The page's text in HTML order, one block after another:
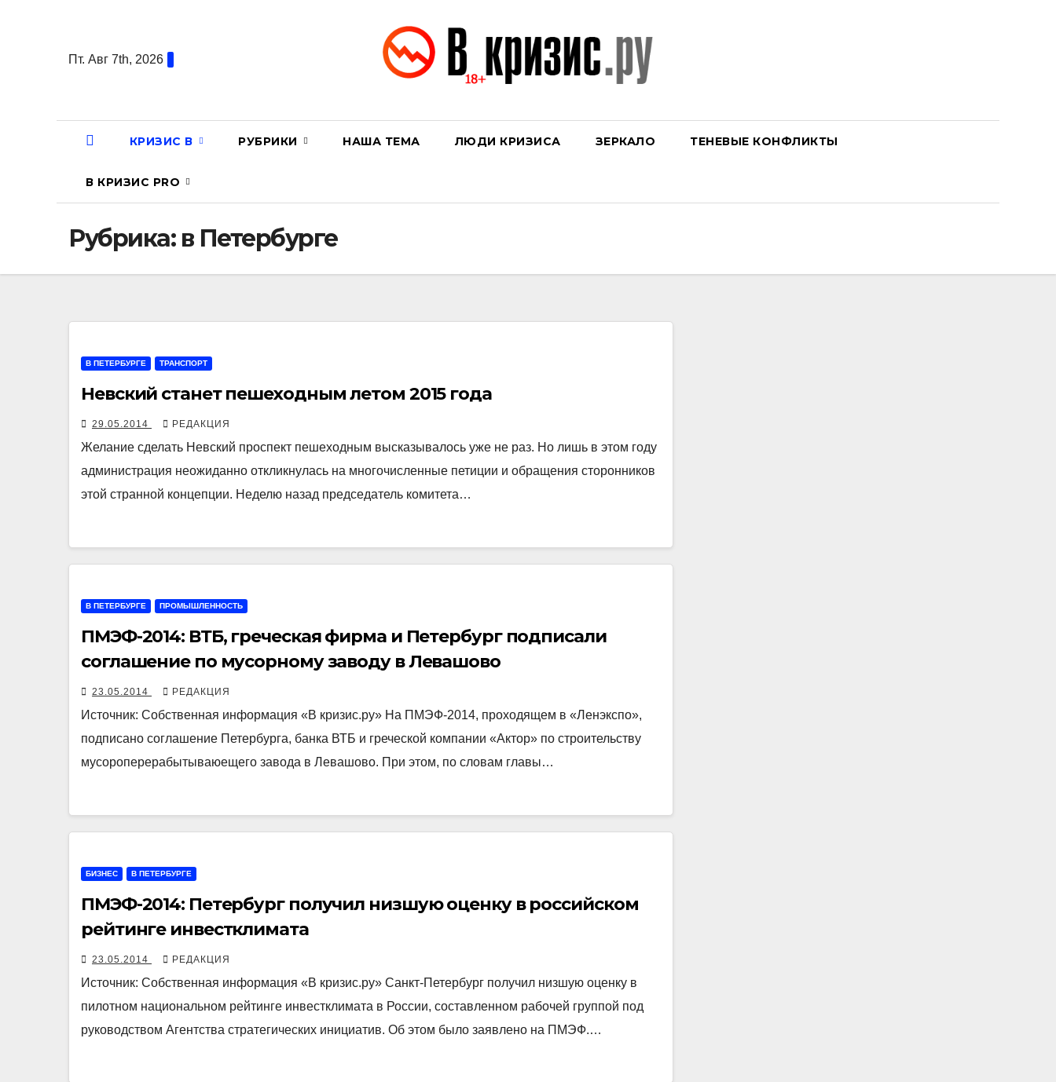
содержаниюПт. Авг 7th, 2026
КРИЗИС В РУБРИКИ НАША ТЕМА ЛЮДИ КРИЗИСА ЗЕРКАЛО ТЕНЕВЫЕ КОНФЛИКТЫ
В КРИЗИС PRO
Рубрика: в Петербурге
В ПЕТЕРБУРГЕ ТРАНСПОРТ
Невский станет пешеходным летом 2015 года
29.05.2014 РЕДАКЦИЯ
Желание сделать Невский проспект пешеходным высказывалось уже не раз. Но лишь в этом году
администрация неожиданно откликнулась на многочисленные петиции и обращения сторонников
этой странной концепции. Неделю назад председатель комитета…
В ПЕТЕРБУРГЕ ПРОМЫШЛЕННОСТЬ
ПМЭФ-2014: ВТБ, греческая фирма и Петербург подписали
соглашение по мусорному заводу в Левашово
23.05.2014 РЕДАКЦИЯ
Источник: Собственная информация «В кризис.ру» На ПМЭФ-2014, проходящем в «Ленэкспо»,
подписано соглашение Петербурга, банка ВТБ и греческой компании «Актор» по строительству
мусороперерабытываюещего завода в Левашово. При этом, по словам главы…
БИЗНЕС В ПЕТЕРБУРГЕ
ПМЭФ-2014: Петербург получил низшую оценку в российском
рейтинге инвестклимата
23.05.2014 РЕДАКЦИЯ
Источник: Собственная информация «В кризис.ру» Санкт-Петербург получил низшую оценку в
пилотном национальном рейтинге инвестклимата в России, составленном рабочей группой под
руководством Агентства стратегических инициатив. Об этом было заявлено на ПМЭФ.…